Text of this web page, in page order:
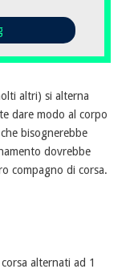
altri) si alterna
dare modo al corpo
bisognerebbe
dovrebbe
compagno di corsa.
alternati ad 1